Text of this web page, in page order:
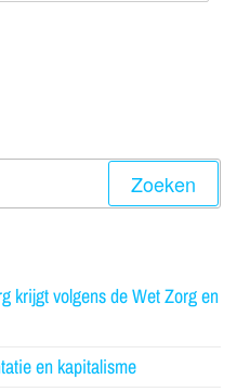
krijgt volgens de Wet Zorg en
en kapitalisme